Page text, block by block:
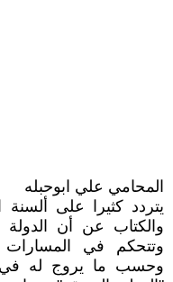
المحامي علي ابوحبله
يتردد كثيرا على ألسنة
والكتاب عن أن
وتتحكم في المسارات
وحسب ما يروج له في